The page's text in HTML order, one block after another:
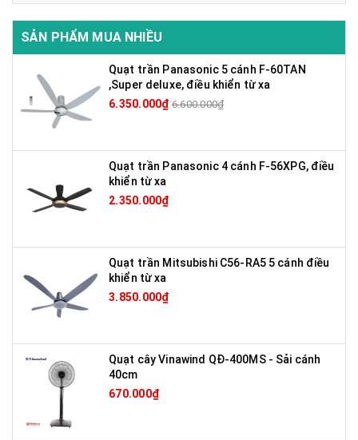
SẢN PHẨM MUA NHIỀU
Quạt trần Panasonic 5 cánh F-60TAN
,Super deluxe, điều khiển từ xa
6.350.000₫ 6.600.000₫
Quạt trần Panasonic 4 cánh F-56XPG, điều
khiển từ xa
2.350.000₫
Quạt trần Mitsubishi C56-RA5 5 cánh điều
khiển từ xa
3.850.000₫
Quạt cây Vinawind QĐ-400MS - Sải cánh
40cm
670.000₫